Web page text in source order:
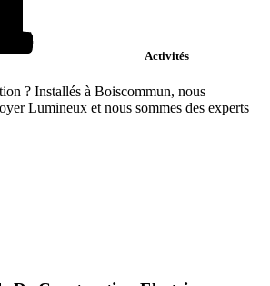
Activités
? Installés à Boiscommun, nous
Lumineux et nous sommes des experts